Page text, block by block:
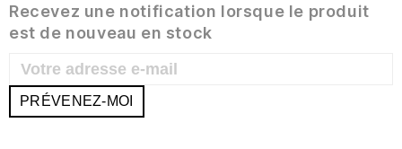
Recevez une notification lorsque le produit
est de nouveau en stock
PRÉVENEZ-MOI